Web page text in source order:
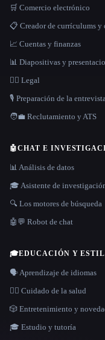
🛒 Comercio electrónico
📋 Creador de currículums y
📈 Cuentas y finanzas
📊 Diapositivas y
👩‍⚖️ Legal
🎙️ Preparación de la
🧑‍💼 Reclutamiento y ATS
🤖CHAT E
📊 Análisis de datos
🎓 Asistente de
🔍 Los motores de búsqueda
🤖💬 Robot de chat
🎓EDUCACIÓN Y
🗣️ Aprendizaje de idiomas
👩‍⚕️ Cuidado de la salud
🎲 Entretenimiento y
🎓 Estudio y tutoría